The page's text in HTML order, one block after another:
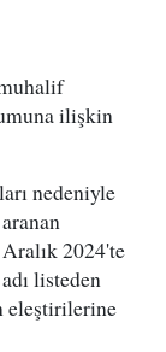
ilişkin
nedeniyle
2024'te
listeden
eleştirilerine